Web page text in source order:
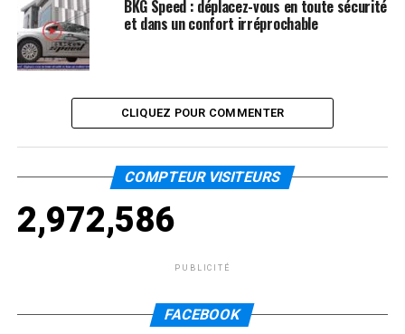
BKG Speed : déplacez-vous en toute sécurité
et dans un confort irréprochable
CLIQUEZ POUR COMMENTER
COMPTEUR VISITEURS
2,972,586
PUBLICITÉ
FACEBOOK